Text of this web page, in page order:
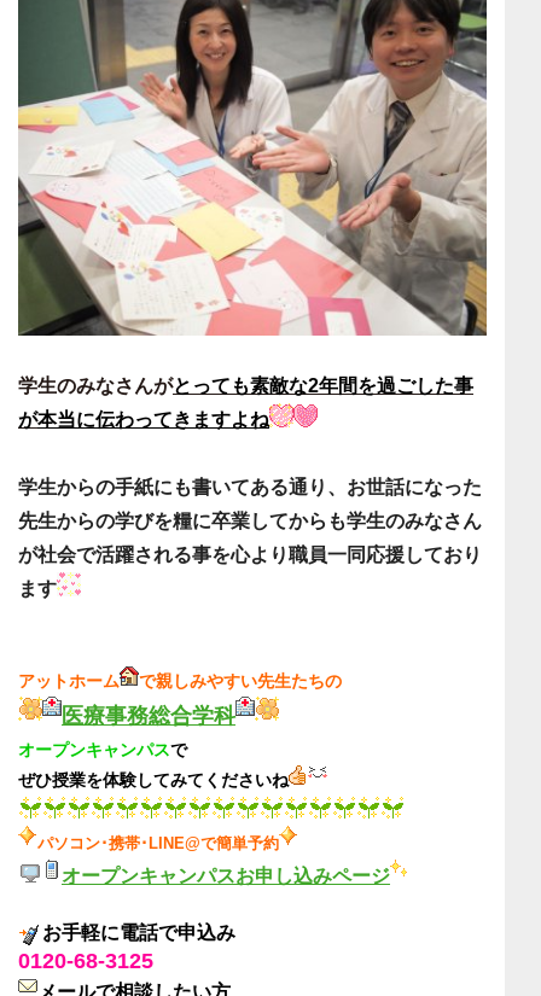
学生のみなさんがとっても素敵な2年間を過ごした事
が本当に伝わってきますよね
学生からの手紙にも書いてある通り、 お世話になった
先生からの学びを糧に卒業してからも学生のみなさん
が社会で活躍される事を心より職員一同応援しており
ます
アットホーム で親しみやすい先生たちの
医療事務総合学科
オープンキャンパスで
ぜひ授業を体験してみてくださいね
パソコン･携帯･LINE@で簡単予約
オープンキャンパスお申し込みページ
お手軽に電話で申込み
0120-68-3125
メールで相談したい方